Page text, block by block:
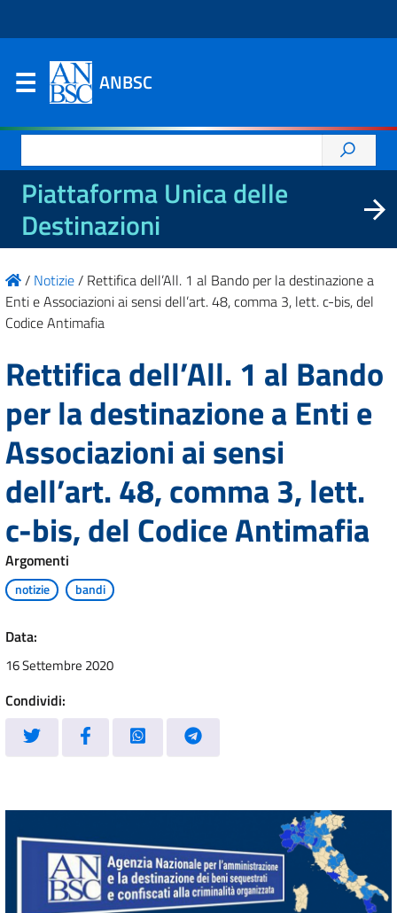
ANBSC
per:
Piattaforma Unica delle
Destinazioni
/ Notizie/ Rettifica dell’All. 1 al Bando per la destinazione a
Enti e Associazioni ai sensi dell’art. 48, comma 3, lett. c-bis, del
Codice Antimafia
Rettifica dell’All. 1 al Bando
per la destinazione a Enti e
Associazioni ai sensi
dell’art. 48, comma 3, lett.
c-bis, del Codice Antimafia
Argomenti
notizie bandi
Data:
16 Settembre 2020
Condividi: